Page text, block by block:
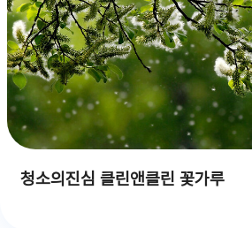
청소의진심 클린앤클린 꽃가루